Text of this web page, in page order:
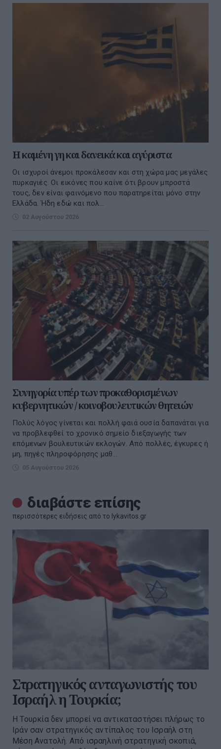
Η καμένη γη και δανεικά και αγύριστα
Οι ισχυροί άνεμοι προκάλεσαν και στη χώρα μας μεγάλες
πυρκαγιές. Οι εικόνες που καίνε ότι βρουν μπροστά
τους, δεν είναι φαινόμενο που παρατηρείται μόνο στην
Ελλάδα. Ήδη εδώ και πολ...
02 Αυγούστου 2026
Συνηγορία υπέρ των προκαθορισμένων
κυβερνητικών / κοινοβουλευτικών θητειών
Πολύς λόγος γίνεται και πολλή φαιά ουσία δαπανάται για
να προβλεφθεί το χρονικό σημείο διεξαγωγής των
επόμενων βουλευτικών εκλογών. Από πολλές, έγκυρες ή
μη, πηγές πληροφόρησης μαθ...
05 Αυγούστου 2026
διαβάστε επίσης
περισσότερες ειδήσεις από το lykavitos.gr
Στρατηγικός ανταγωνιστής του
Ισραήλ η Τουρκία;
Η Τουρκία δεν μπορεί να αντικαταστήσει πλήρως το
Ιράν σαν στρατηγικός αντίπαλος του Ισραήλ στη
Μέση Ανατολή. Από ισραηλινή στρατηγική σκοπιά,